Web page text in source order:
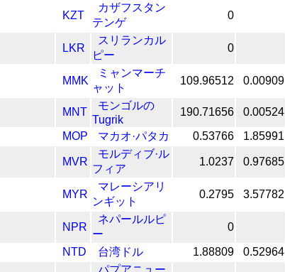
KZT
カザフスタン
テンゲ
0
LKR
スリランカル
ピー
0
MMK
ミャンマーチ
ャット
109.96512 0.00909
MNT
モンゴルの
Tugrik
190.71656
0.00524
MOP
マカオ·パタカ 0.53766 1.85991
MVR
モルディブ·ル
フィア
1.0237 0.97685
MYR
マレーシアリ
ンギット
0.2795 3.57782
NPR
ネパールルピ
ー
0
NTD 台湾ドル 1.88809 0.52964
パプアニュー